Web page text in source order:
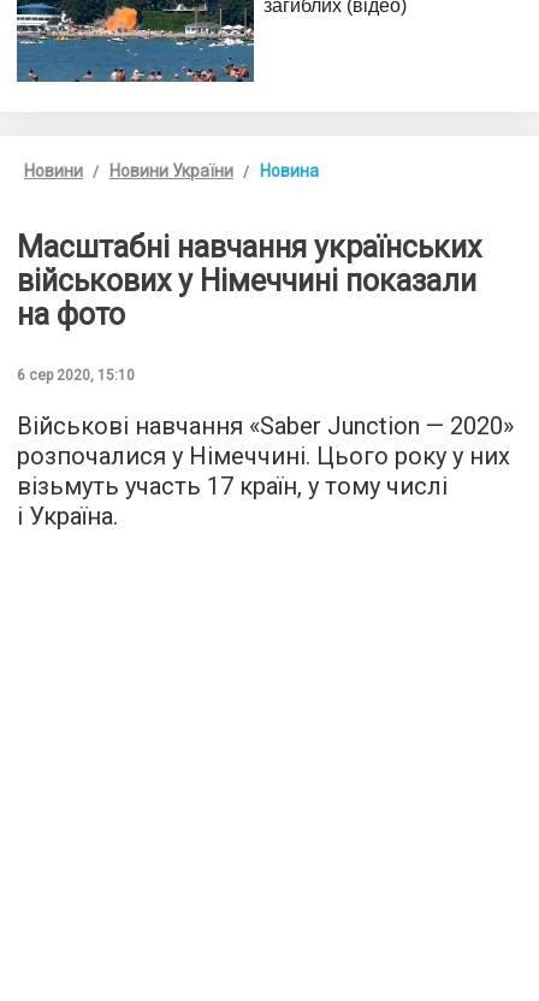
Новини Новини України Новина
Масштабні навчання українських
військових у Німеччині показали
на фото
6 сер 2020, 15:10
Військові навчання «Saber Junction — 2020»
розпочалися у Німеччині. Цього року у них
візьмуть участь 17 країн, у тому числі
і Україна.